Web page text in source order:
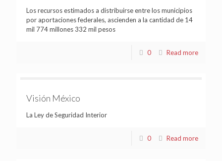
Los recursos estimados a distribuirse entre los municipios
por aportaciones federales, ascienden a la cantidad de 14
mil 774 millones 332 mil pesos
0 Read more
Visión México
La Ley de Seguridad Interior
0 Read more